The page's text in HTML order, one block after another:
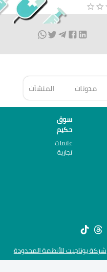
مدونات المنشآت
سوق
حكيم
علامات
تجارية
شركة يوتاجيت للأنظمة المحدودة